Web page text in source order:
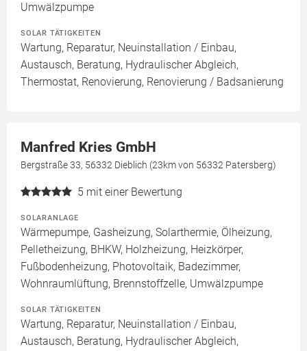
Umwälzpumpe
SOLAR TÄTIGKEITEN
Wartung, Reparatur, Neuinstallation / Einbau,
Austausch, Beratung, Hydraulischer Abgleich,
Thermostat, Renovierung, Renovierung / Badsanierung
Manfred Kries GmbH
Bergstraße 33, 56332 Dieblich (23km von 56332 Patersberg)
5 mit einer Bewertung
SOLARANLAGE
Wärmepumpe, Gasheizung, Solarthermie, Ölheizung,
Pelletheizung, BHKW, Holzheizung, Heizkörper,
Fußbodenheizung, Photovoltaik, Badezimmer,
Wohnraumlüftung, Brennstoffzelle, Umwälzpumpe
SOLAR TÄTIGKEITEN
Wartung, Reparatur, Neuinstallation / Einbau,
Austausch, Beratung, Hydraulischer Abgleich,